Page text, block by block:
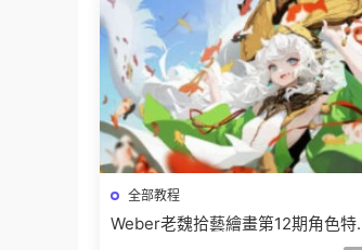
全部教程
Weber老魏拾藝繪畫第12期角色特